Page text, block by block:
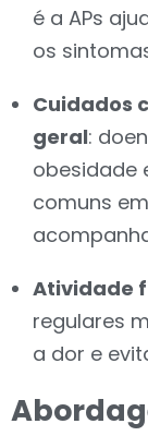
é a APs
os
Cuidados
geral:
obesidade
comuns
Atividade
regulares
a dor e